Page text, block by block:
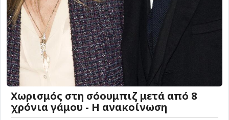
Χωρισμός στη σόουμπιζ μετά από 8
χρόνια γάμου - Η ανακοίνωση